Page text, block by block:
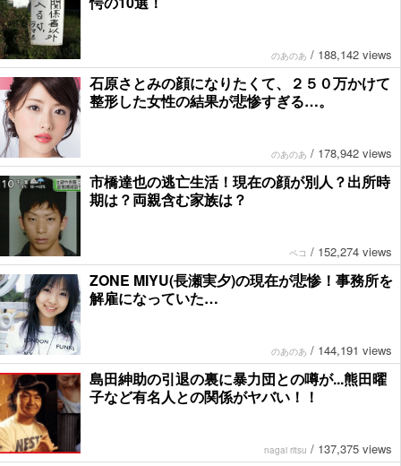
のあのあ / 188,142 views
石原さとみの顔になりたくて、２５０万かけて
整形した女性の結果が悲惨すぎる…。
のあのあ / 178,942 views
市橋達也の逃亡生活！現在の顔が別人？出所時
期は？両親含む家族は？
ペコ / 152,274 views
ZONE MIYU(長瀬実夕)の現在が悲惨！事務所を
解雇になっていた…
のあのあ / 144,191 views
島田紳助の引退の裏に暴力団との噂が...熊田曜
子など有名人との関係がヤバい！！
nagai ritsu / 137,375 views